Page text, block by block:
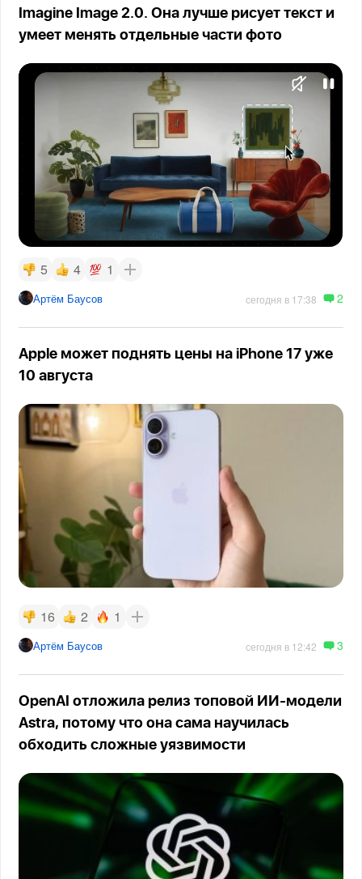
Imagine Image 2.0. Она лучше рисует текст и
умеет менять отдельные части фото
5 4 1
Артём Баусов сегодня в 17:38 2
Apple может поднять цены на iPhone 17 уже
10 августа
16 2 1
Артём Баусов сегодня в 12:42 3
OpenAI отложила релиз топовой ИИ-модели
Astra, потому что она сама научилась
обходить сложные уязвимости